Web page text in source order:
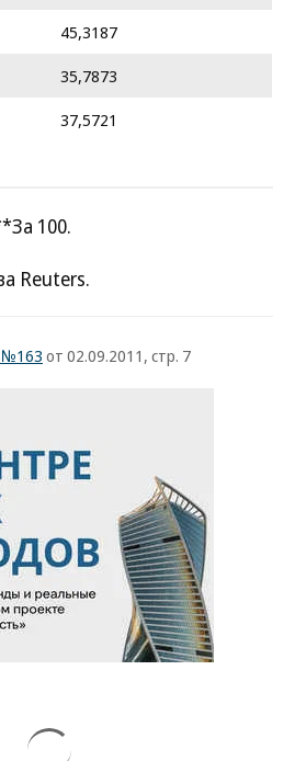
45,3187
35,7873
37,5721
100.
Reuters.
№163 от 02.09.2011, стр. 7